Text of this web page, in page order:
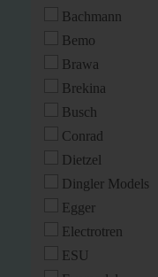
Bachmann
Bemo
Brawa
Brekina
Busch
Conrad
Dietzel
Dingler Models
Egger
Electrotren
ESU